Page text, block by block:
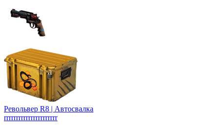
Револьвер R8 | Автосвалка
rrrrrrrrrrrrrrrrrrrrrr